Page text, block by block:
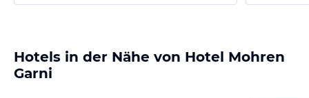
Hotels in der Nähe von Hotel Mohren
Garni